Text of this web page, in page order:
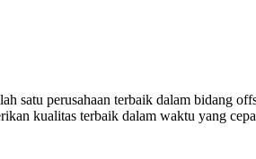
satu perusahaan terbaik dalam bidang
kualitas terbaik dalam waktu yang